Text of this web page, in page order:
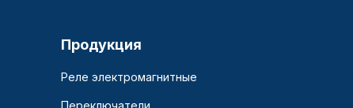
Продукция
Реле электромагнитные
Переключатели